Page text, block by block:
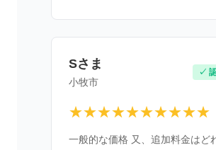
Sさま
小牧市
✓
★★★★★★★★★★
一般的な価格 又、追加料金はど